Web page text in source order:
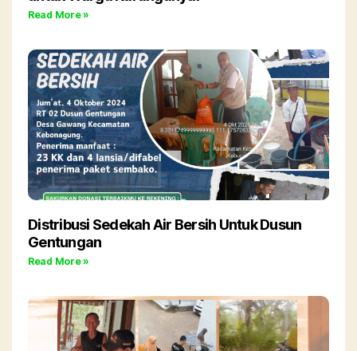
Read More »
Distribusi Sedekah Air Bersih Untuk Dusun
Gentungan
Read More »